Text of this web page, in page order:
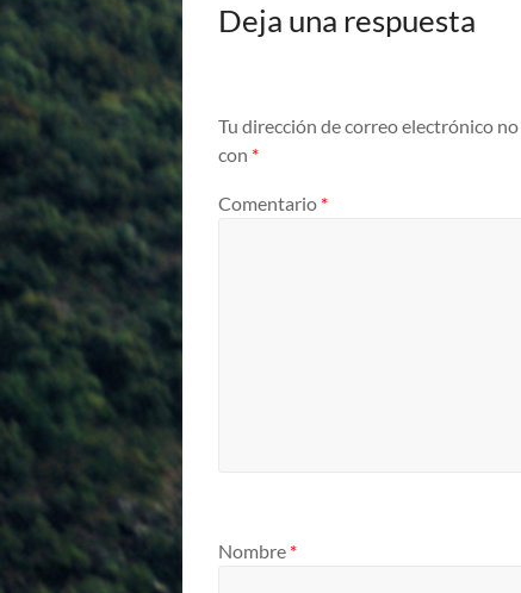
Deja una respuesta
Tu dirección de correo electrónico no
con *
Comentario *
Nombre *